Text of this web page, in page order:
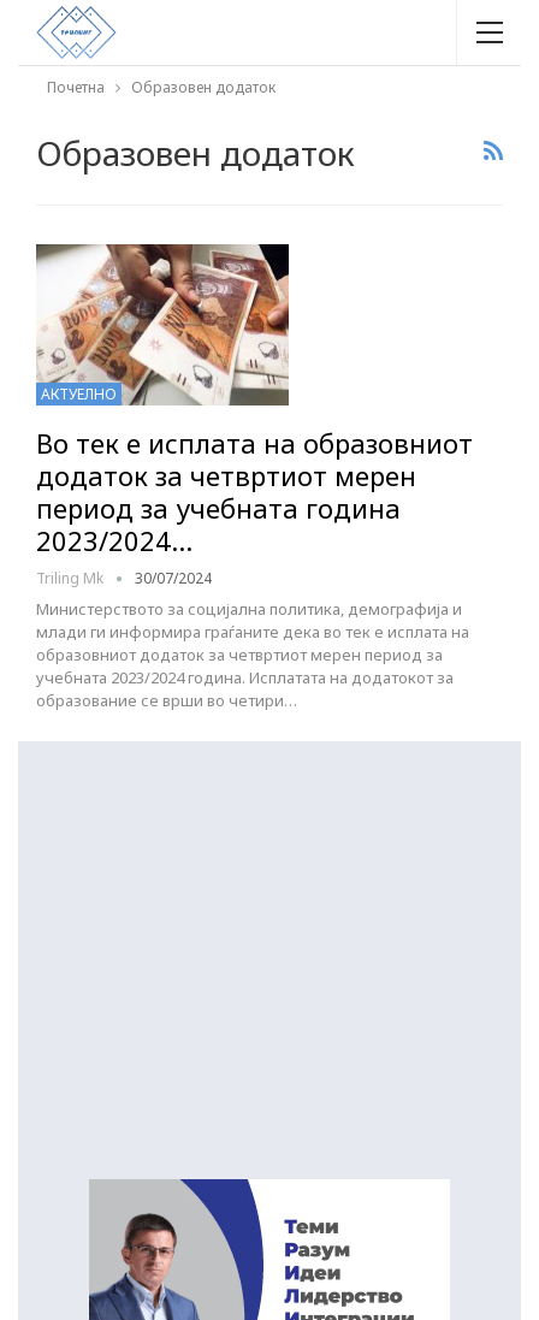
Почетна Образовен додаток
Образовен додаток
АКТУЕЛНО
Во тек е исплата на образовниот
додаток за четвртиот мерен
период за учебната година
2023/2024…
Triling Mk 30/07/2024
Министерството за социјална политика, демографија и
млади ги информира граѓаните дека во тек е исплата на
образовниот додаток за четвртиот мерен период за
учебната 2023/2024 година. Исплатата на додатокот за
образование се врши во четири…